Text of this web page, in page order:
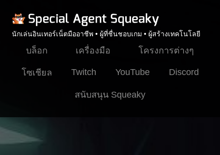
นักเล่นอินเทอร์เน็ตมืออาชีพ • ผู้ที่ชื่นชอบเกม • ผู้สร้างเทคโนโลยี
บล็อก เครื่องมือ โครงการต่างๆ
โซเชียล Twitch YouTube Discord
สนับสนุน Squeaky